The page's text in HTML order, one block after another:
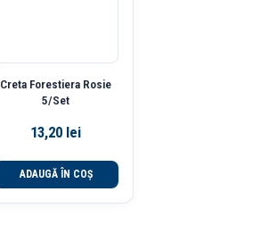
Creta Forestiera Rosie
5/Set
13,20 lei
ADAUGĂ ÎN COȘ